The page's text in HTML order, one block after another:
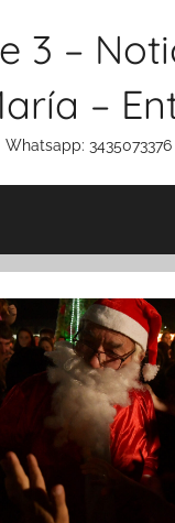
3 –
–
Whatsapp: 3435073376